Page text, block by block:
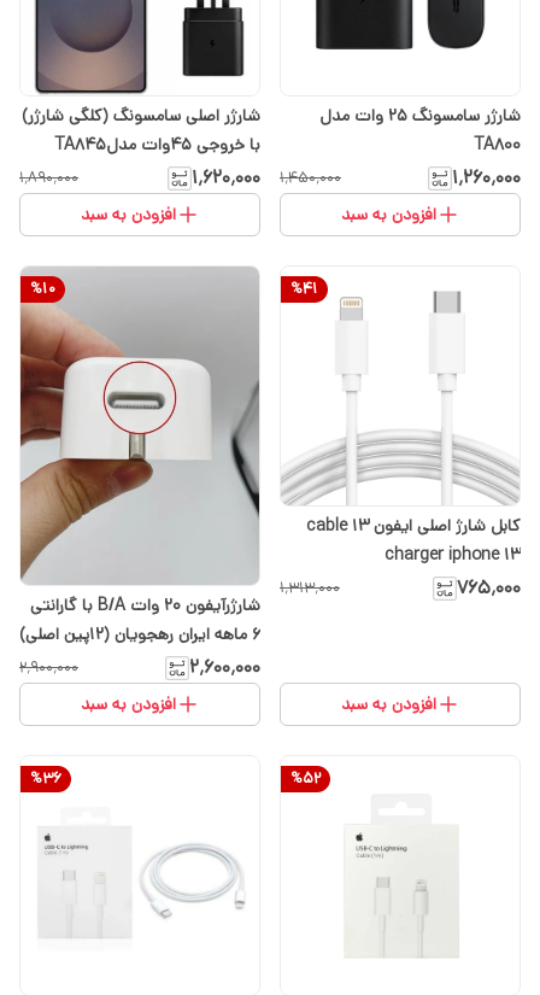
شارژر سامسونگ 25 وات مدل
TA800
۱٬۲۶۰٬۰۰۰ ۱٬۴۵۰٬۰۰۰
افزودن به سبد
شارژر اصلی سامسونگ (کلگی شارژر)
با خروجی 45وات مدلTA845
۱٬۶۲۰٬۰۰۰ ۱٬۸۹۰٬۰۰۰
افزودن به سبد
%41
کابل شارژ اصلی ایفون 13 cable
charger iphone 13
۷۶۵٬۰۰۰ ۱٬۳۱۳٬۰۰۰
افزودن به سبد
%10
شارژرآیفون 20 وات B/A با گارانتی
6 ماهه ایران رهجویان (۱۲پین اصلی)
اپل استوری اصلی(ارسال رایگان با
انتخاب گزینه تیپاکس)
۲٬۶۰۰٬۰۰۰ ۲٬۹۰۰٬۰۰۰
افزودن به سبد
%52
%36